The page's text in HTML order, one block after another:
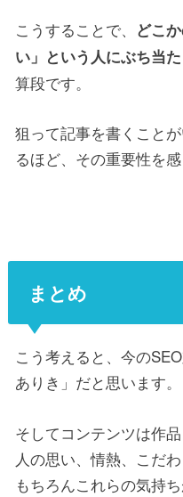
こうすることで、
どこ
い」という人にぶち当
算段です。
狙って記事を書くこと
るほど、その重要性を感
まとめ
こう考えると、今の
ありき」だと思います。
そしてコンテンツは作
人の思い、情熱、こだ
もちろんこれらの気持